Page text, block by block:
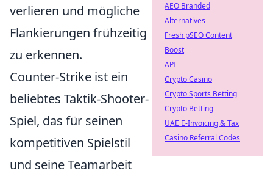
verlieren und mögliche
Flankierungen frühzeitig
zu erkennen.
Counter-Strike ist ein
beliebtes Taktik-Shooter-
Spiel, das für seinen
kompetitiven Spielstil
und seine Teamarbeit
AEO Branded
Alternatives
Fresh pSEO Content
Boost
API
Crypto Casino
Crypto Sports Betting
Crypto Betting
UAE E-Invoicing & Tax
Casino Referral Codes